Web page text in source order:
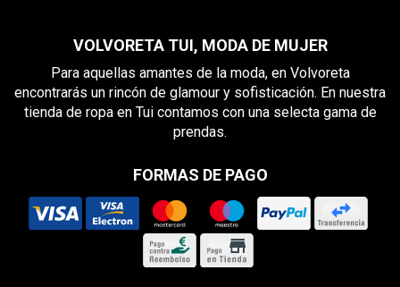
VOLVORETA TUI, MODA DE MUJER
Para aquellas amantes de la moda, en Volvoreta
encontrarás un rincón de glamour y sofisticación. En nuestra
tienda de ropa en Tui contamos con una selecta gama de
prendas.
FORMAS DE PAGO